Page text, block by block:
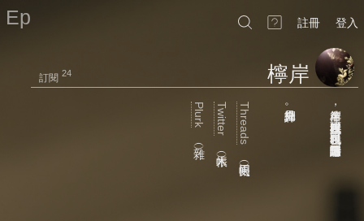
Ep 註冊 登入
訂閱 24 檸岸
，
，
，
。
。
Threads
Twitter
Plurk